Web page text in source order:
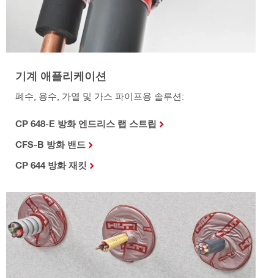
기계 애플리케이션
폐수, 용수, 가열 및 가스 파이프용 솔루션:
CP 648-E 방화 엔드리스 랩 스트립
CFS-B 방화 밴드
CP 644 방화 재킷